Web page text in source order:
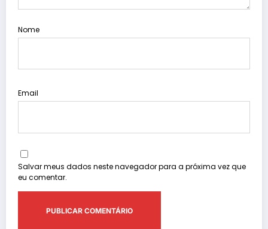
Nome
Email
Salvar meus dados neste navegador para a próxima vez que
eu comentar.